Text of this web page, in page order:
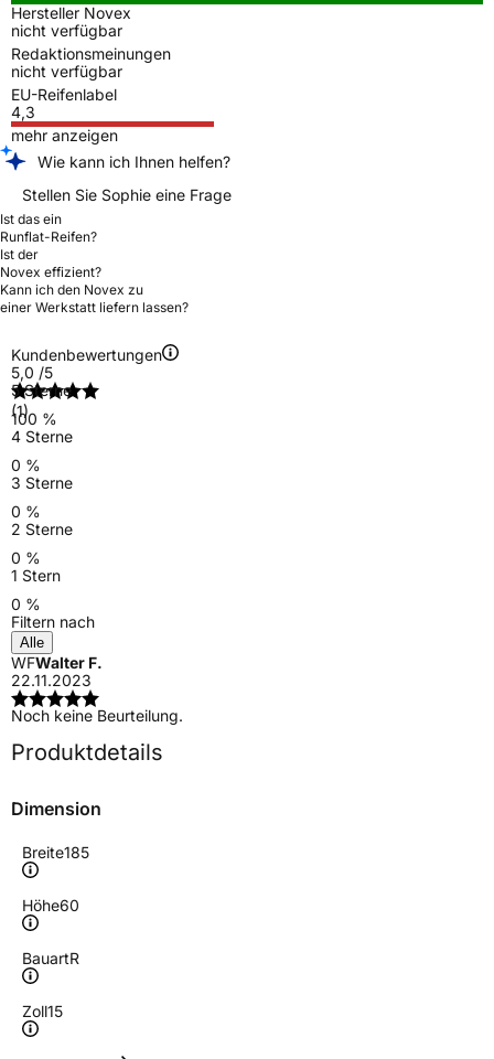
Hersteller Novex
nicht verfügbar
Redaktionsmeinungen
nicht verfügbar
EU-Reifenlabel
4,3
mehr anzeigen
Wie kann ich Ihnen helfen?
Stellen Sie Sophie eine Frage
Ist das ein
Runflat-Reifen?
Ist der
Novex effizient?
Kann ich den Novex zu
einer Werkstatt liefern lassen?
Kundenbewertungen
5,0 /5
(1)
5 Sterne
100 %
4 Sterne
0 %
3 Sterne
0 %
2 Sterne
0 %
1 Stern
0 %
Filtern nach
Alle
WFWalter F.
22.11.2023
Noch keine Beurteilung.
Produktdetails
Dimension
Breite185
Höhe60
BauartR
Zoll15